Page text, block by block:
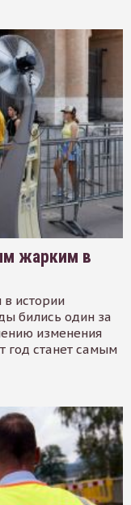
жарким в
истории
бились один за
изменения
год станет самым